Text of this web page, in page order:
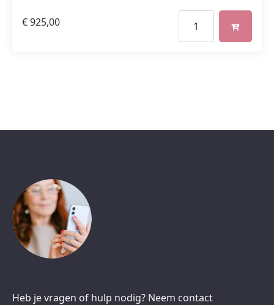
€925,00
Heb je vragen of hulp nodig? Neem contact